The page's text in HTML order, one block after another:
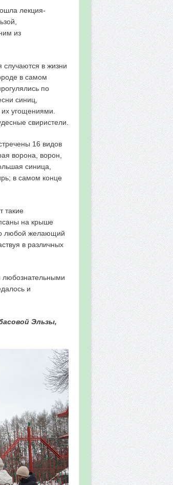
лекция-
из
случаются в жизни
в самом
по
синиц,
угощениями.
свиристели.
16 видов
ворона, ворон,
синица,
в самом конце
такие
на крыше
любой желающий
в различных
любознательными
и
Эльзы,